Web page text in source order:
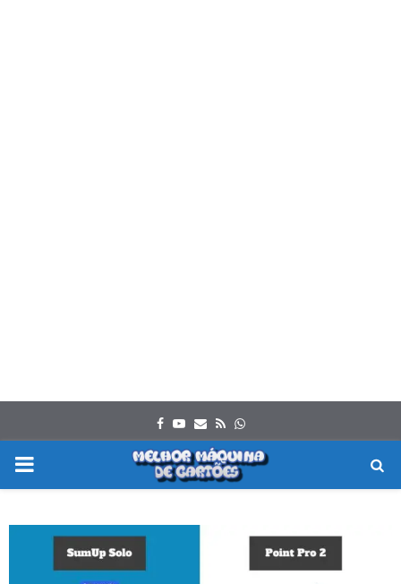
Facebook
Youtube
Email
RssWhatsapp
PRIMARY